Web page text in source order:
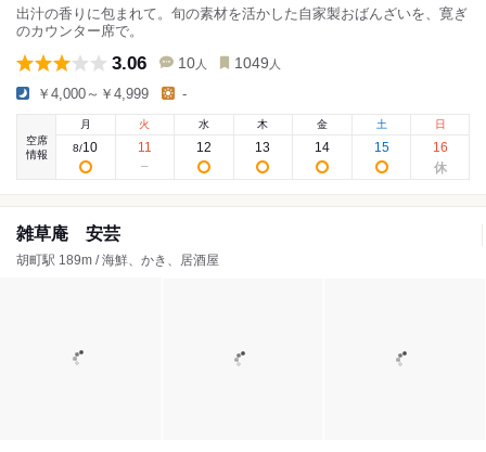
出汁の香りに包まれて。旬の素材を活かした自家製おばんざいを、寛ぎ
のカウンター席で。
3.06 10 人 1049 人
￥4,000～￥4,999 -
空席
情報
月
8/10
火
11
水
12
木
13
金
14
土
15
日
16
雑草庵 安芸
胡町駅 189m / 海鮮、かき、居酒屋